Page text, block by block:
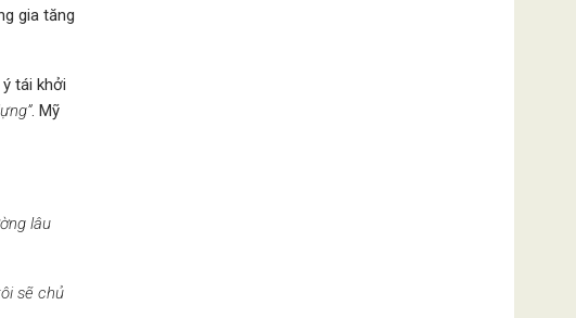
gia tăng
tái khởi
. Mỹ
lâu
sẽ chủ